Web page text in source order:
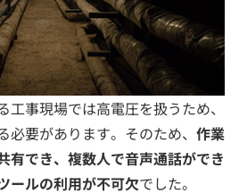
事現場では高電圧を扱うため、
要があります。そのため、 作業
有でき、複数人で音声通話ができ
ールの利用が不可欠でした。